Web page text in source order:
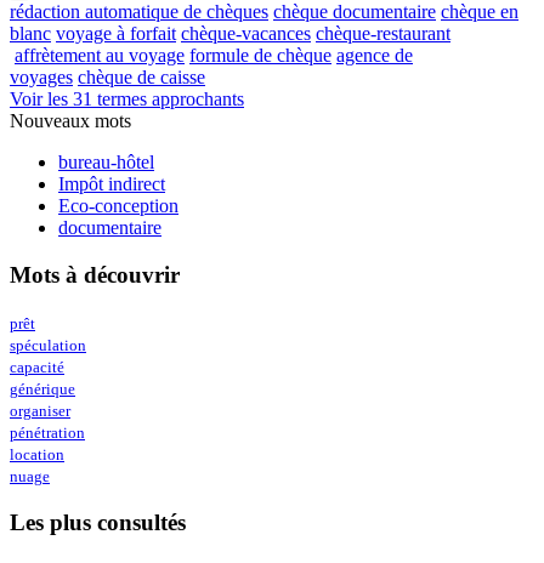
rédaction automatique de chèques chèque documentaire chèque en
blanc voyage à forfait chèque-vacances chèque-restaurant
affrètement au voyage formule de chèque agence de
voyages chèque de caisse
Voir les 31 termes approchants
Nouveaux mots
bureau-hôtel
Impôt indirect
Eco-conception
documentaire
Mots à découvrir
prêt
spéculation
capacité
générique
organiser
pénétration
location
nuage
Les plus consultés